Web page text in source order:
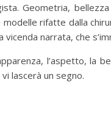
Geometria,
rifatte dalla
vicenda narrata, che
l’aspetto, la
lascerà un segno.